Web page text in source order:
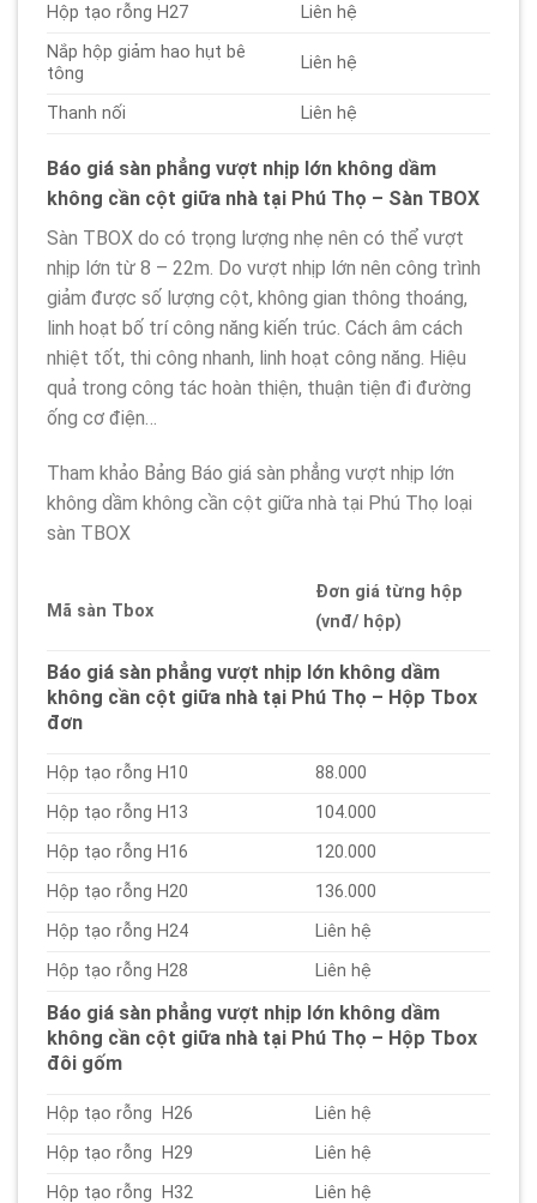
Hộp tạo rỗng H27
Liên hệ
Nắp hộp giảm hao hụt bê
tông
Liên hệ
Thanh nối Liên hệ
Báo giá sàn phẳng vượt nhịp lớn không dầm
không cần cột giữa nhà tại Phú Thọ – Sàn TBOX
Sàn TBOX do có trọng lượng nhẹ nên có thể vượt
nhịp lớn từ 8 – 22m. Do vượt nhịp lớn nên công trình
giảm được số lượng cột, không gian thông thoáng,
linh hoạt bố trí công năng kiến trúc. Cách âm cách
nhiệt tốt, thi công nhanh, linh hoạt công năng. Hiệu
quả trong công tác hoàn thiện, thuận tiện đi đường
ống cơ điện…
Tham khảo Bảng Báo giá sàn phẳng vượt nhịp lớn
không dầm không cần cột giữa nhà tại Phú Thọ loại
sàn TBOX
Mã sàn Tbox
Đơn giá từng hộp
(vnđ/ hộp)
Báo giá sàn phẳng vượt nhịp lớn không dầm
không cần cột giữa nhà tại Phú Thọ – Hộp Tbox
đơn
Hộp tạo rỗng H10
88.000
Hộp tạo rỗng H13
104.000
Hộp tạo rỗng H16
120.000
Hộp tạo rỗng H20
136.000
Hộp tạo rỗng H24
Liên hệ
Hộp tạo rỗng H28
Liên hệ
Báo giá sàn phẳng vượt nhịp lớn không dầm
không cần cột giữa nhà tại Phú Thọ – Hộp Tbox
đôi gốm
Hộp tạo rỗng H26
Liên hệ
Hộp tạo rỗng H29
Liên hệ
Hộp tạo rỗng H32
Liên hệ